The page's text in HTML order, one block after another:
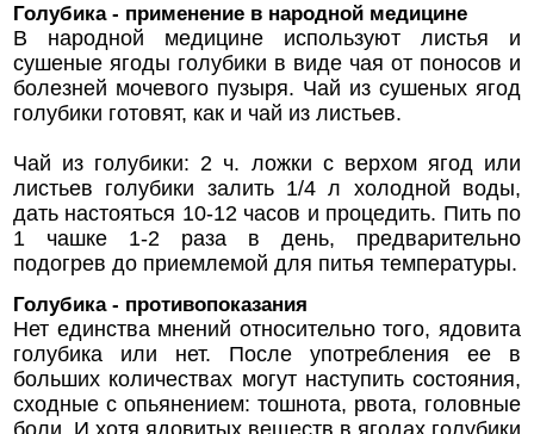
Голубика - применение в народной медицине
В народной медицине используют листья и
сушеные ягоды голубики в виде чая от поносов и
болезней мочевого пузыря. Чай из сушеных ягод
голубики готовят, как и чай из листьев.
Чай из голубики: 2 ч. ложки с верхом ягод или
листьев голубики залить 1/4 л холодной воды,
дать настояться 10-12 часов и процедить. Пить по
1 чашке 1-2 раза в день, предварительно
подогрев до приемлемой для питья температуры.
Голубика - противопоказания
Нет единства мнений относительно того, ядовита
голубика или нет. После употребления ее в
больших количествах могут наступить состояния,
сходные с опьянением: тошнота, рвота, головные
боли. И хотя ядовитых веществ в ягодах голубики